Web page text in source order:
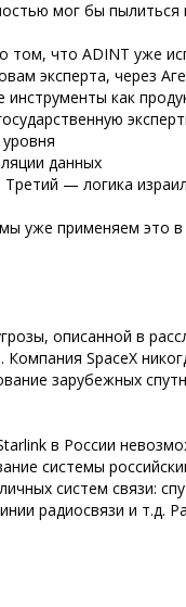
мог бы пылиться
том, что ADINT уже
эксперта, через
как
данных
— логика
уже применяем это
описанной в
SpaceX
зарубежных
в России
системы
систем связи:
радиосвязи и т.д.